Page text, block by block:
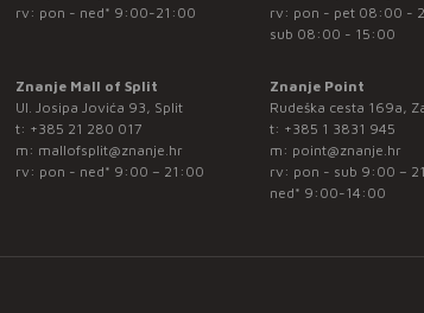
rv: pon - ned* 9:00-21:00
rv: pon - pet 08:00 -
sub 08:00 - 15:00
Znanje Mall of Split
Ul. Josipa Jovića 93, Split
t: +385 21 280 017
m: mallofsplit@znanje.hr
rv: pon - ned* 9:00 – 21:00
Znanje Point
Rudeška cesta 169a,
t: +385 1 3831 945
m: point@znanje.hr
rv: pon - sub 9:00 –
ned* 9:00-14:00